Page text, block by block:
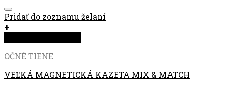
Pridať do zoznamu želaní
+
OČNÉ TIENE
VEĽKÁ MAGNETICKÁ KAZETA MIX & MATCH